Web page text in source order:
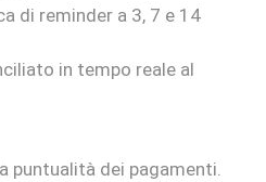
di reminder a 3, 7 e 14
in tempo reale al
puntualità dei pagamenti.